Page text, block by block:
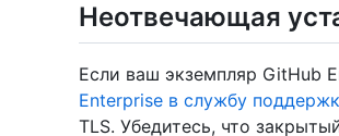
Неотвечающая
Если ваш экземпляр GitHub
Enterprise в службу
TLS. Убедитесь, что